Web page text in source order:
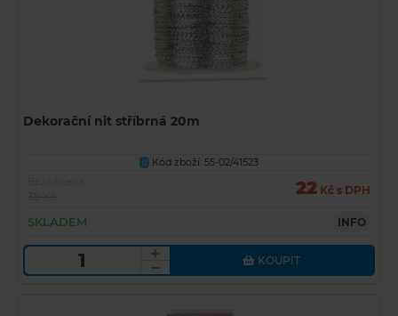
Dekorační nit stříbrná 20m
U
Kód zboží: 55-02/41523
22 Kč s DPH
SKLADEM INFO
KOUPIT